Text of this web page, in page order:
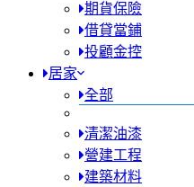
期貨保險
借貸當鋪
投顧金控
居家
全部
清潔油漆
營建工程
建築材料